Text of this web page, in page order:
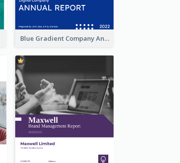
Blue Gradient Company Annual Report